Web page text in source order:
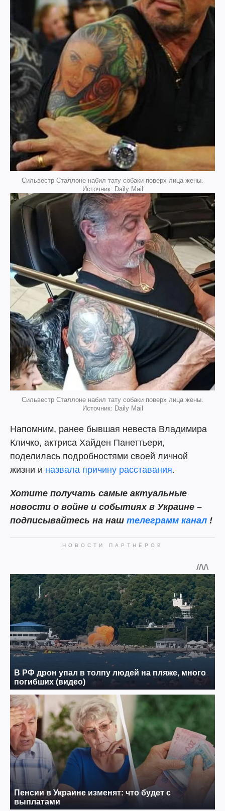
Сильвестр Сталлоне набил тату собаки поверх лица жены.
Источник: Daily Mail
Сильвестр Сталлоне набил тату собаки поверх лица жены.
Источник: Daily Mail
Напомним, ранее бывшая невеста Владимира
Кличко, актриса Хайден Панеттьери,
поделилась подробностями своей личной
жизни и назвала причину расставания.
Хотите получать самые актуальные
новости о войне и событиях в Украине –
подписывайтесь на наш телеграмм канал !